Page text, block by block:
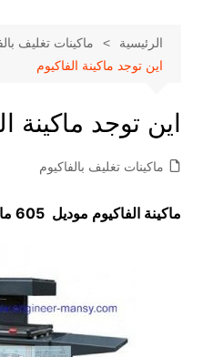
الرئيسية
ماكينات تغليف
اين توجد ماكينة الفاكيوم
اين توجد ماكينة
ماكينات تغليف بالفاكيوم
ماكينة الفاكيوم موديل 605 ماركة مهندس منسي